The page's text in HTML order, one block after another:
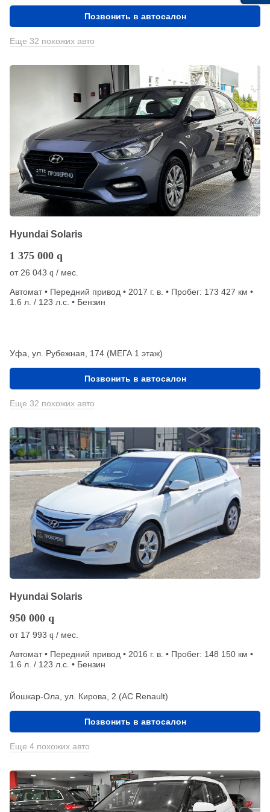
Позвонить в автосалон
Еще 32 похожих авто
Hyundai Solaris
1 375 000 q
от26 043 q / мес.
Автомат • Передний привод • 2017 г. в. • Пробег: 173 427 км •
1.6 л. / 123 л.с. • Бензин
Уфа, ул. Рубежная, 174 (МЕГА 1 этаж)
Позвонить в автосалон
Еще 32 похожих авто
Hyundai Solaris
950 000 q
от 17 993 q / мес.
Автомат • Передний привод • 2016 г. в. • Пробег: 148 150 км •
1.6 л. / 123 л.с. • Бензин
Йошкар-Ола, ул. Кирова, 2 (АС Renault)
Позвонить в автосалон
Еще 4 похожих авто